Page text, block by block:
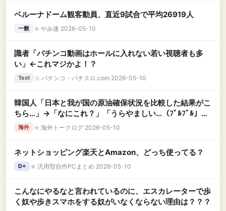
ベルーナドーム観客動員、直近9試合で平均26919人
一般 ★ やみ速 2026-05-10
識者「パチンコ動画はホールに入れない若い視聴者も多
い」←これマジかよ！？
Text ☆ パチンコ・パチスロ.com 2026-05-10
韓国人「日本と我が国の原油確保状況を比較した結果がこ
ちら…」→「なにこれ？」「うらやましい…（ﾌﾞﾙﾌﾞﾙ」＝
韓国の反応
海外 ★ 海外トークログ 2026-05-10
ネットショッピング楽天とAmazon、どっち使ってる？
D+ ★ 汎用型自作PCまとめ 2026-05-10
こんなにやるなと言われているのに、エスカレーターで歩
く奴や歩きスマホをする奴がいなくならない理由は？？？